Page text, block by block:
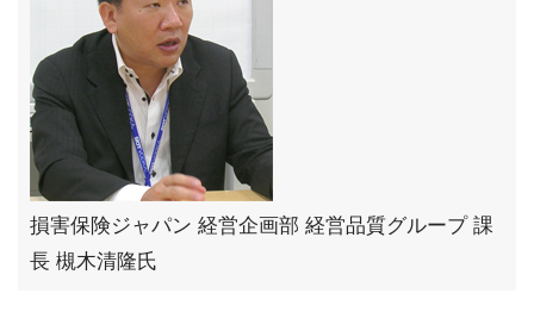
損害保険ジャパン 経営企画部 経営品質グループ 課
長 槻木清隆氏